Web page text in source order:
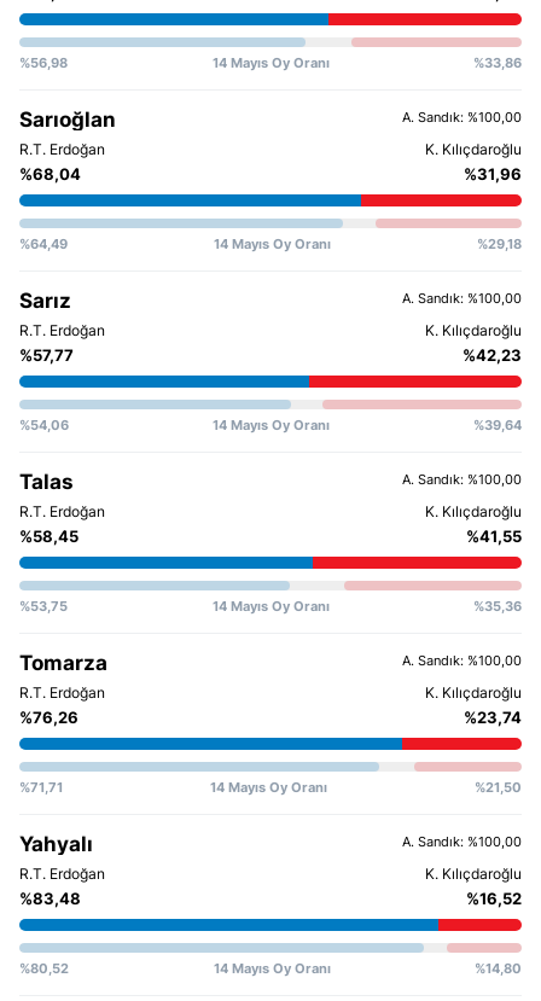
%56,98 14 Mayıs Oy Oranı %33,86
Sarıoğlan
%68,04
%64,49 14 Mayıs Oy Oranı %29,18
%31,96
A. Sandık: %100,00
Sarız
%57,77
%54,06 14 Mayıs Oy Oranı %39,64
%42,23
A. Sandık: %100,00
Talas
%58,45
%53,75 14 Mayıs Oy Oranı %35,36
%41,55
A. Sandık: %100,00
Tomarza
%76,26
%71,71 14 Mayıs Oy Oranı %21,50
%23,74
A. Sandık: %100,00
Yahyalı
%83,48
%80,52 14 Mayıs Oy Oranı %14,80
%16,52
A. Sandık: %100,00